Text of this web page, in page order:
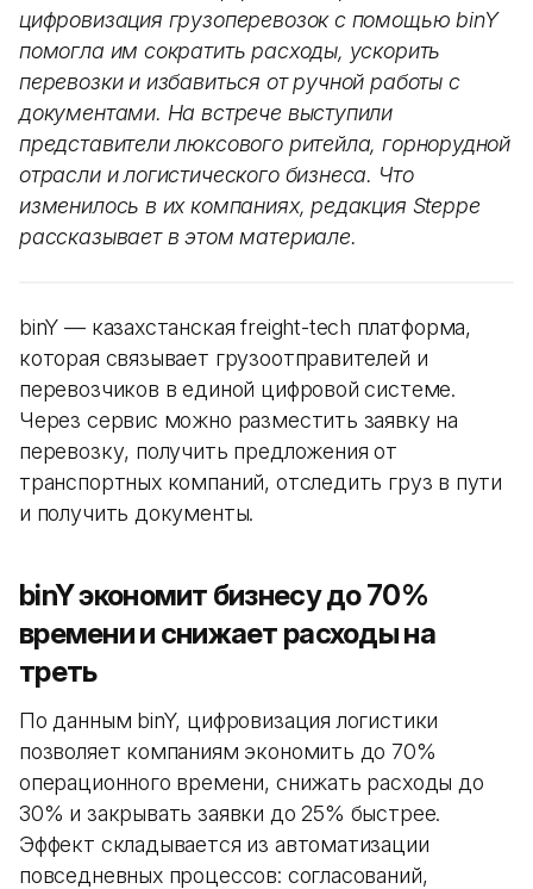
цифровизация грузоперевозок с помощью binY
помогла им сократить расходы, ускорить
перевозки и избавиться от ручной работы с
документами. На встрече выступили
представители люксового ритейла, горнорудной
отрасли и логистического бизнеса. Что
изменилось в их компаниях, редакция Steppe
рассказывает в этом материале.
binY — казахстанская freight-tech платформа,
которая связывает грузоотправителей и
перевозчиков в единой цифровой системе.
Через сервис можно разместить заявку на
перевозку, получить предложения от
транспортных компаний, отследить груз в пути
и получить документы.
binY экономит бизнесу до 70%
времени и снижает расходы на
треть
По данным binY, цифровизация логистики
позволяет компаниям экономить до 70%
операционного времени, снижать расходы до
30% и закрывать заявки до 25% быстрее.
Эффект складывается из автоматизации
повседневных процессов: согласований,